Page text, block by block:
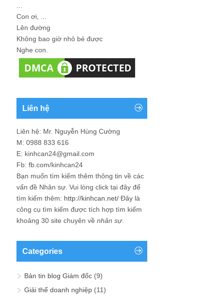
Con ơi, ...
Lên đường
Không bao giờ nhỏ bé được
Nghe con.
Liên hệ
Liên hệ: Mr. Nguyễn Hùng Cường
M: 0988 833 616
E: kinhcan24@gmail.com
Fb: fb.com/kinhcan24
Bạn muốn tìm kiếm thêm thông tin về các
vấn đề Nhân sự . Vui lòng click tại đây để
tìm kiếm thêm: http://kinhcan.net/ Đây là
công cụ tìm kiếm được tích hợp tìm kiếm
khoảng 30 site chuyên về nhân sự.
Categories
Bản tin blog Giám đốc (9)
Giải thể doanh nghiệp (11)